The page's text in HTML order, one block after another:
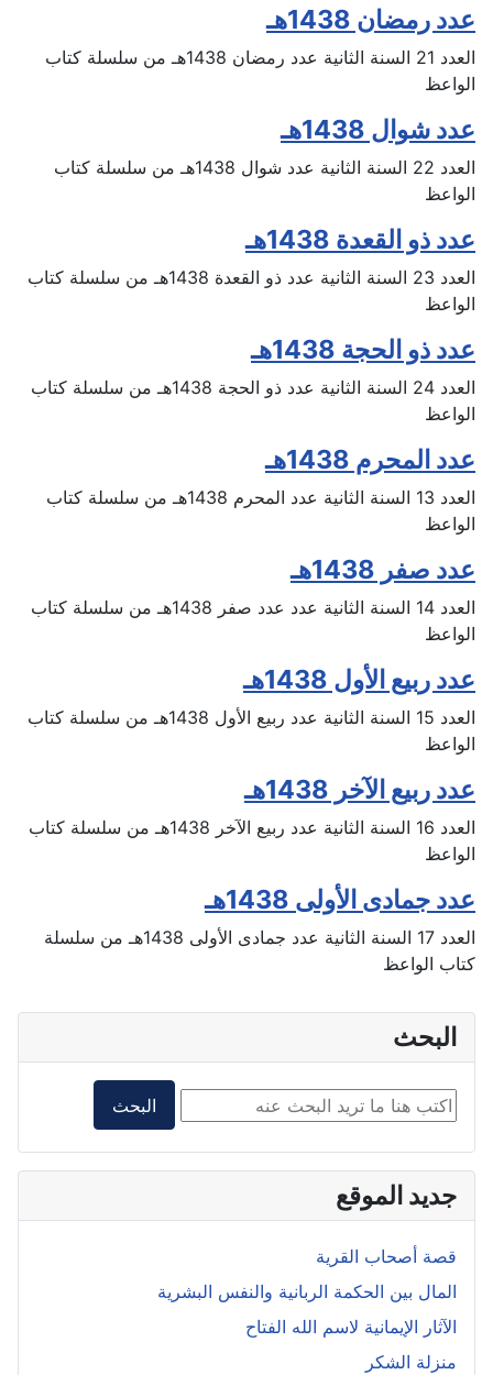
عدد رمضان 1438هـ
العدد 21 السنة الثانية عدد رمضان 1438هـ من سلسلة كتاب
الواعظ
عدد شوال 1438هـ
العدد 22 السنة الثانية عدد شوال 1438هـ من سلسلة كتاب
الواعظ
عدد ذو القعدة 1438هـ
العدد 23 السنة الثانية عدد ذو القعدة 1438هـ من سلسلة كتاب
الواعظ
عدد ذو الحجة 1438هـ
العدد 24 السنة الثانية عدد ذو الحجة 1438هـ من سلسلة كتاب
الواعظ
عدد المحرم 1438هـ
العدد 13 السنة الثانية عدد المحرم 1438هـ من سلسلة كتاب
الواعظ
عدد صفر 1438هـ
العدد 14 السنة الثانية عدد عدد صفر 1438هـ من سلسلة كتاب
الواعظ
عدد ربيع الأول 1438هـ
العدد 15 السنة الثانية عدد ربيع الأول 1438هـ من سلسلة كتاب
الواعظ
عدد ربيع الآخر 1438هـ
العدد 16 السنة الثانية عدد ربيع الآخر 1438هـ من سلسلة كتاب
الواعظ
عدد جمادى الأولى 1438هـ
العدد 17 السنة الثانية عدد جمادى الأولى 1438هـ من سلسلة
كتاب الواعظ
البحث
البحث داخل الموقع2
البحث
جديد الموقع
قصة أصحاب القرية
المال بين الحكمة الربانية والنفس البشرية
الآثار الإيمانية لاسم الله الفتاح
منزلة الشكر